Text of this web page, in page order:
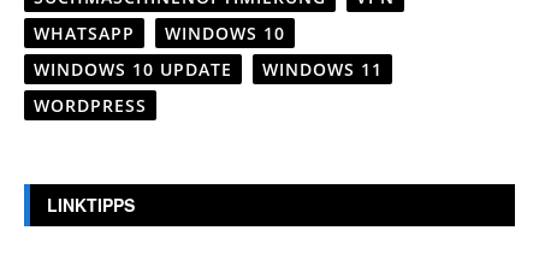
WHATSAPP
WINDOWS 10
WINDOWS 10 UPDATE
WINDOWS 11
WORDPRESS
LINKTIPPS